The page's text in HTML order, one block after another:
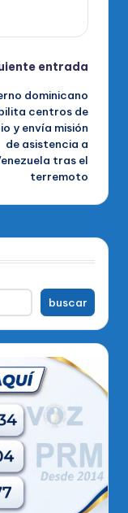
entrada
dominicano
centros de
y envía misión
de asistencia a
tras el
terremoto
buscar